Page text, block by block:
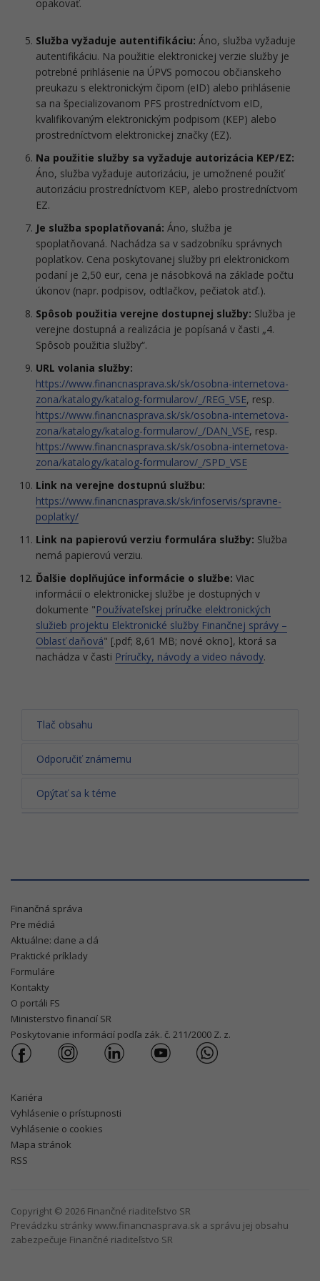
opakovať.
Služba vyžaduje autentifikáciu: Áno, služba vyžaduje
autentifikáciu. Na použitie elektronickej verzie služby je
potrebné prihlásenie na ÚPVS pomocou občianskeho
preukazu s elektronickým čipom (eID) alebo prihlásenie
sa na špecializovanom PFS prostredníctvom eID,
kvalifikovaným elektronickým podpisom (KEP) alebo
prostredníctvom elektronickej značky (EZ).
Na použitie služby sa vyžaduje autorizácia KEP/EZ:
Áno, služba vyžaduje autorizáciu, je umožnené použiť
autorizáciu prostredníctvom KEP, alebo prostredníctvom
EZ.
Je služba spoplatňovaná: Áno, služba je
spoplatňovaná. Nachádza sa v sadzobníku správnych
poplatkov. Cena poskytovanej služby pri elektronickom
podaní je 2,50 eur, cena je násobková na základe počtu
úkonov (napr. podpisov, odtlačkov, pečiatok atď.).
Spôsob použitia verejne dostupnej služby: Služba je
verejne dostupná a realizácia je popísaná v časti „4.
Spôsob použitia služby“.
URL volania služby:
https://www.financnasprava.sk/sk/osobna-internetova-
zona/katalogy/katalog-formularov/_/REG_VSE, resp.
https://www.financnasprava.sk/sk/osobna-internetova-
zona/katalogy/katalog-formularov/_/DAN_VSE, resp.
https://www.financnasprava.sk/sk/osobna-internetova-
zona/katalogy/katalog-formularov/_/SPD_VSE
Link na verejne dostupnú službu:
https://www.financnasprava.sk/sk/infoservis/spravne-
poplatky/
Link na papierovú verziu formulára služby: Služba
nemá papierovú verziu.
Ďalšie doplňujúce informácie o službe: Viac
informácií o elektronickej službe je dostupných v
dokumente "Používateľskej príručke elektronických
služieb projektu Elektronické služby Finančnej správy –
Oblasť daňová" [.pdf; 8,61 MB; nové okno], ktorá sa
nachádza v časti Príručky, návody a video návody.
Tlač obsahu
Odporučiť známemu
Opýtať sa k téme
Finančná správa
Pre médiá
Aktuálne: dane a clá
Praktické príklady
Formuláre
Kontakty
O portáli FS
Ministerstvo financií SR
Poskytovanie informácií podľa zák. č. 211/2000 Z. z.
Kariéra
Vyhlásenie o prístupnosti
Vyhlásenie o cookies
Mapa stránok
RSS
Copyright © 2026 Finančné riaditeľstvo SR
Prevádzku stránky www.financnasprava.sk a správu jej obsahu
zabezpečuje Finančné riaditeľstvo SR